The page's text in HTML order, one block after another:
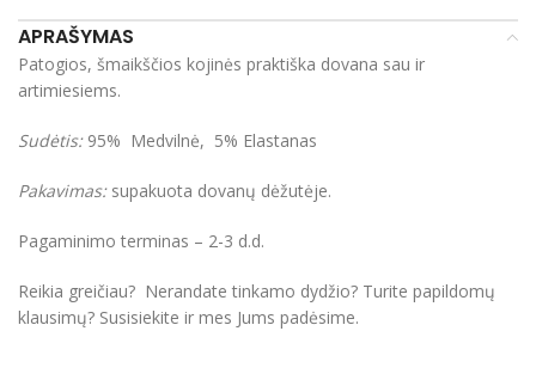
APRAŠYMAS
Patogios, šmaikščios kojinės praktiška dovana sau ir
artimiesiems.
Sudėtis:95% Medvilnė, 5% Elastanas
Pakavimas:supakuota dovanų dėžutėje.
Pagaminimo terminas – 2-3 d.d.
Reikia greičiau? Nerandate tinkamo dydžio? Turite papildomų
klausimų? Susisiekite ir mes Jums padėsime.